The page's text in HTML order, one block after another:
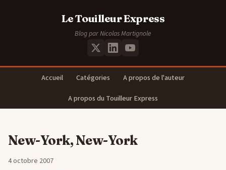
Le Touilleur Express
Blog par Nicolas Martignole
Accueil Catégories
A propos de l'auteur
A propos du Touilleur Express
New-York, New-York
4 octobre 2007